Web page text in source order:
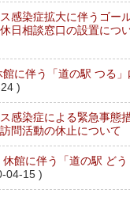
感染症拡大に伴うゴー
日相談窓口の設置につ
館に伴う「道の駅 つる
)
感染症による緊急事態
問活動の休止について
休館に伴う「道の駅 ど
04-15 )